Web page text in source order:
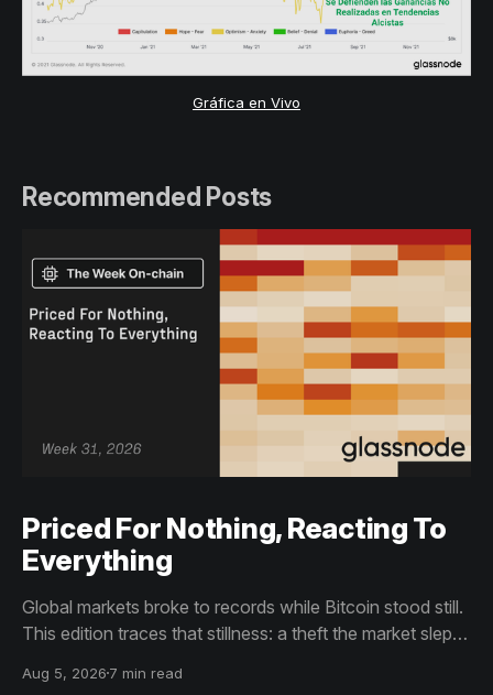
Gráfica en Vivo
Recommended Posts
Priced For Nothing, Reacting To
Everything
Global markets broke to records while Bitcoin stood still.
This edition traces that stillness: a theft the market slept
than capitulation, and an options market priced for
Aug 5, 2026 7 min read